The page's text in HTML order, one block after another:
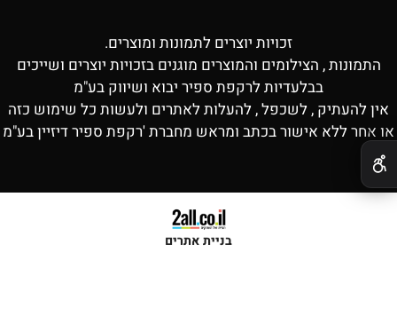
זכויות יוצרים לתמונות ומוצרים.
התמונות , הצילומים והמוצרים מוגנים בזכויות יוצרים ושייכים
בבלעדיות לרקפת ספיר יבוא ושיווק בע"מ
אין להעתיק , לשכפל , להעלות לאתרים ולעשות כל שימוש כזה
או אחר ללא אישור בכתב ומראש מחברת 'רקפת ספיר דיזיין בע"מ
בניית אתרים
✕